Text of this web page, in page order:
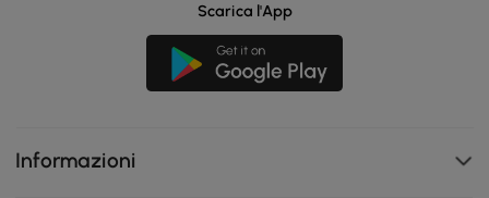
Scarica l'App
Informazioni